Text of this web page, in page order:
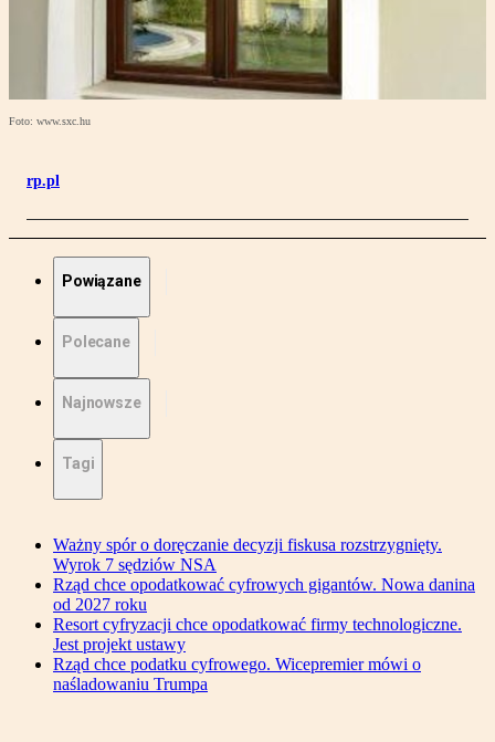
Foto: www.sxc.hu
rp.pl
Powiązane
Polecane
Najnowsze
Tagi
Ważny spór o doręczanie decyzji fiskusa rozstrzygnięty.
Wyrok 7 sędziów NSA
Rząd chce opodatkować cyfrowych gigantów. Nowa danina
od 2027 roku
Resort cyfryzacji chce opodatkować firmy technologiczne.
Jest projekt ustawy
Rząd chce podatku cyfrowego. Wicepremier mówi o
naśladowaniu Trumpa